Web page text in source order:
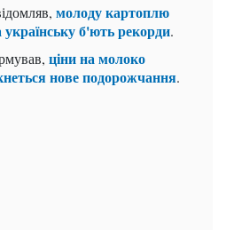
молоду картоплю
українську б'ють рекорди.
ціни на молоко
нове подорожчання.